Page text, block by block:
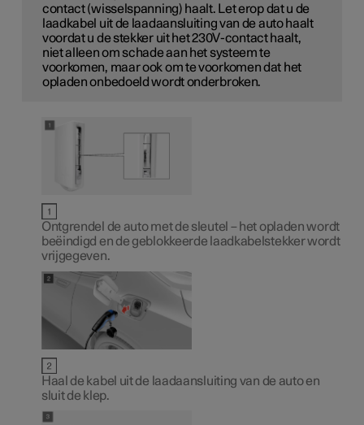
contact (wisselspanning) haalt. Let erop dat u de
laadkabel uit de laadaansluiting van de auto haalt
voordat u de stekker uit het230V-contact haalt,
niet alleen om schade aan het systeem te
voorkomen, maar ook om te voorkomen dat het
opladen onbedoeld wordt onderbroken.
Ontgrendel de auto met de sleutel – het opladen wordt
beëindigd en de geblokkeerde laadkabelstekker wordt
vrijgegeven.
Haal de kabel uit de laadaansluiting van de auto en
sluit de klep.